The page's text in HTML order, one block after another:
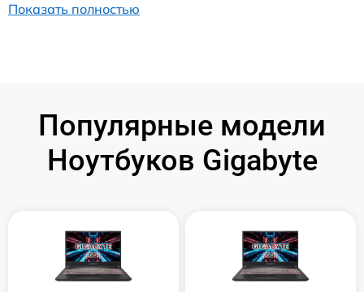
Показать полностью
Популярные модели
Ноутбуков Gigabyte